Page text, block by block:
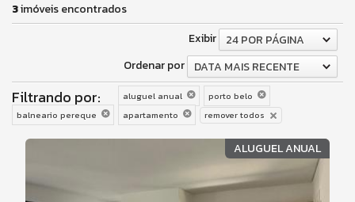
3imóveis encontrados
Exibir
24 POR PÁGINA
Ordenar por
DATA MAIS RECENTE
Filtrando por: aluguel anual
porto belo
balneario pereque
apartamento remover todos
ALUGUEL ANUAL